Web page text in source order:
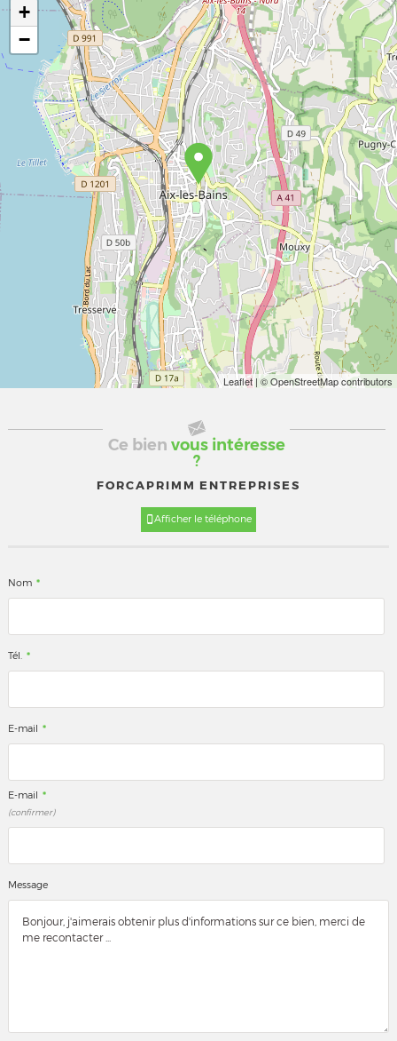
+
−
Leaflet | © OpenStreetMap contributors
Ce bien vous intéresse
?
FORCAPRIMM ENTREPRISES
Afficher le téléphone
Nom *
Tél. *
E-mail *
E-mail *
(confirmer)
Message